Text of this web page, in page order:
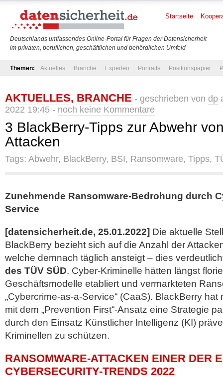
Deutschlands umfassendes Online-Portal für Fragen der Datensicherheit
im privaten, beruflichen, geschäftlichen und behördlichen Umfeld
Startseite
Themen: Aktuelles Branche Experten Portraits Positionspapier
AKTUELLES, BRANCHE - geschrieben von dp
2022 19:45 - noch keine Kommentare
3 BlackBerry-Tipps zur Abwehr
Attacken
Tags: Abwehr, BlackBerry, BSI, Ransomware, Tipps,
Zunehmende Ransomware-Bedrohung durch
Service
[datensicherheit.de, 25.01.2022] Die aktuelle
BlackBerry bezieht sich auf die Anzahl der
welche demnach täglich ansteigt – dies
des TÜV SÜD. Cyber-Kriminelle hätten längst
Geschäftsmodelle etabliert und vermarkteten
„Cybercrime-as-a-Service“ (CaaS). BlackBerry
mit dem „Prevention First“-Ansatz eine Strategie
durch den Einsatz Künstlicher Intelligenz (KI)
Kriminellen zu schützen.
RANSOMWARE-ATTACKEN EINER DER
CYBERSECURITY-TRENDS 2022